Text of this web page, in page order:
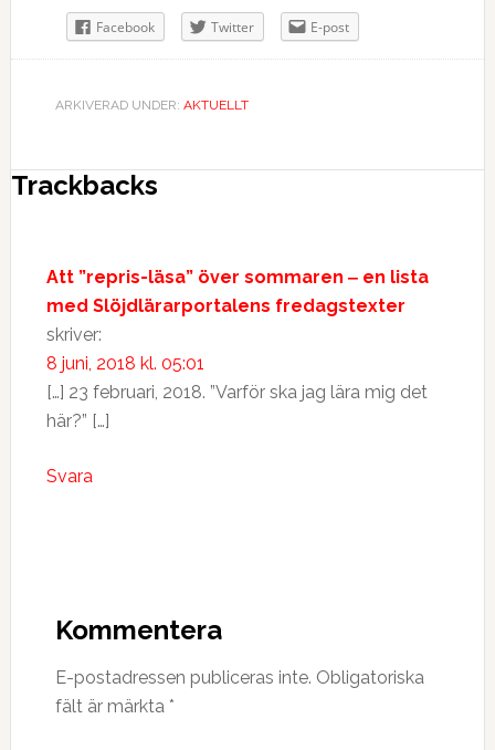
Facebook Twitter E-post
ARKIVERAD UNDER: AKTUELLT
Trackbacks
Att ”repris-läsa” över sommaren ‒ en lista
med Slöjdlärarportalens fredagstexter
skriver:
8 juni, 2018 kl. 05:01
[…] 23 februari, 2018. ”Varför ska jag lära mig det
här?” […]
Svara
Kommentera
E-postadressen publiceras inte. Obligatoriska
fält är märkta *